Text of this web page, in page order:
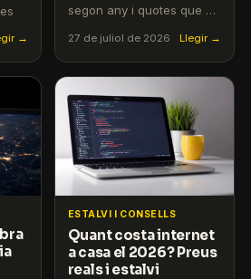
→
segon any i quotes que no
tarifes i per què 34,90
€/mes sense permanència
surt més a compte.
27 de juliol de 2026 Llegir →
ESTALVI I CONSELLS
Quant costa internet
a casa el 2026? Preus
reals i estalvi